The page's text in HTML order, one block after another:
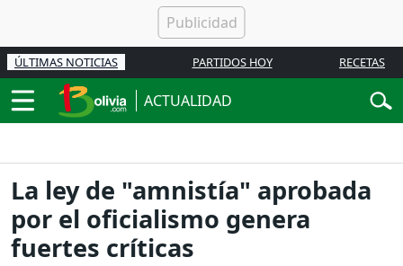
ÚLTIMAS NOTICIAS PARTIDOS HOY RECETAS
ACTUALIDAD
La ley de "amnistía" aprobada
por el oficialismo genera
fuertes críticas